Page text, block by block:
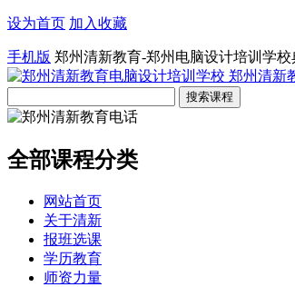
设为首页 加入收藏
手机版 郑州清新教育-郑州电脑设计培训学
郑州清新
全部课程分类
网站首页
关于清新
报班选课
学历教育
师资力量